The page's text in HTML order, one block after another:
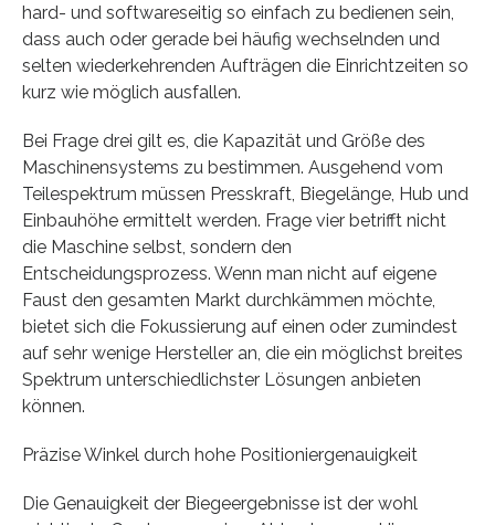
hard- und softwareseitig so einfach zu bedienen sein,
dass auch oder gerade bei häufig wechselnden und
selten wiederkehrenden Aufträgen die Einrichtzeiten so
kurz wie möglich ausfallen.
Bei Frage drei gilt es, die Kapazität und Größe des
Maschinensystems zu bestimmen. Ausgehend vom
Teilespektrum müssen Presskraft, Biegelänge, Hub und
Einbauhöhe ermittelt werden. Frage vier betrifft nicht
die Maschine selbst, sondern den
Entscheidungsprozess. Wenn man nicht auf eigene
Faust den gesamten Markt durchkämmen möchte,
bietet sich die Fokussierung auf einen oder zumindest
auf sehr wenige Hersteller an, die ein möglichst breites
Spektrum unterschiedlichster Lösungen anbieten
können.
Präzise Winkel durch hohe Positioniergenauigkeit
Die Genauigkeit der Biegeergebnisse ist der wohl